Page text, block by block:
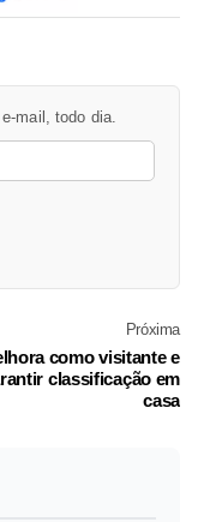
mail, todo dia.
Próxima
como visitante e
classificação em
casa